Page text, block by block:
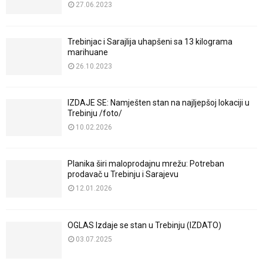
27.06.2023
Trebinjac i Sarajlija uhapšeni sa 13 kilograma
marihuane
26.10.2023
IZDAJE SE: Namješten stan na najljepšoj lokaciji u
Trebinju /foto/
10.02.2026
Planika širi maloprodajnu mrežu: Potreban
prodavač u Trebinju i Sarajevu
12.01.2026
OGLAS Izdaje se stan u Trebinju (IZDATO)
03.07.2025